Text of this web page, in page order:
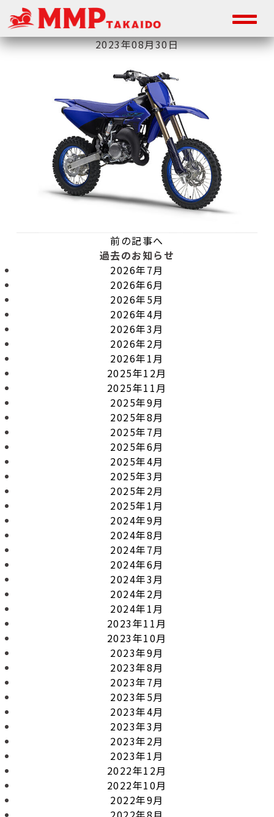
2023年08月30日
前の記事へ
過去のお知らせ
2026年7月
2026年6月
2026年5月
2026年4月
2026年3月
2026年2月
2026年1月
2025年12月
2025年11月
2025年9月
2025年8月
2025年7月
2025年6月
2025年4月
2025年3月
2025年2月
2025年1月
2024年9月
2024年8月
2024年7月
2024年6月
2024年3月
2024年2月
2024年1月
2023年11月
2023年10月
2023年9月
2023年8月
2023年7月
2023年5月
2023年4月
2023年3月
2023年2月
2023年1月
2022年12月
2022年10月
2022年9月